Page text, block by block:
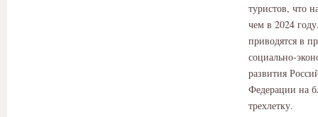
туристов, что
чем в 2024
приводятся в
социально-
развития
Федерации на
трехлетку.